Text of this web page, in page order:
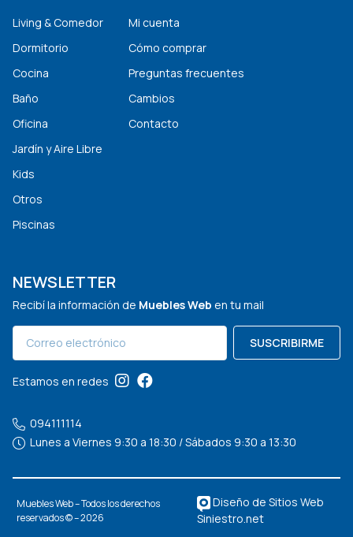
Living & Comedor
Dormitorio
Cocina
Baño
Oficina
Jardín y Aire Libre
Kids
Otros
Piscinas
Mi cuenta
Cómo comprar
Preguntas frecuentes
Cambios
Contacto
NEWSLETTER
Recibí la información de Muebles Web en tu mail
SUSCRIBIRME
Estamos en redes
094111114
Lunes a Viernes 9:30 a 18:30 / Sábados 9:30 a 13:30
Muebles Web – Todos los derechos
reservados © – 2026
Diseño de Sitios Web
Siniestro.net